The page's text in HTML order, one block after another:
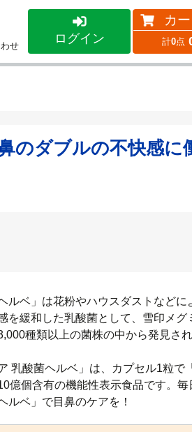
せ
ログイン
カー
0
のダブルの不快感に
ルベ」は花粉やハウスダストなどに
を緩和した乳酸菌として、雪印メグ
種類以上の菌株の中から発見さ
乳酸菌ヘルベ」は、カプセル1粒で
億個含有の機能性表示食品です。毎
ルベ」で目鼻のケアを！